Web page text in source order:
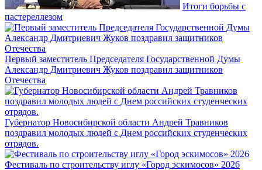
Итоги борьбы с
пастереллезом
Первый заместитель Председателя Государственной Думы
Александр Дмитриевич Жуков поздравил защитников
Отечества
Губернатор Новосибирской области Андрей Травников
поздравил молодых людей с Днем российских студенческих
отрядов.
Фестиваль по строительству иглу «Город эскимосов» 2026